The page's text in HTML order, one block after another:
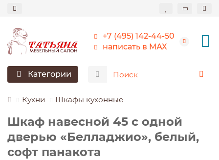
+7 (495) 142-44-50
написать в МАХ
Категории
Кухни Шкафы кухонные
Шкаф навесной 45 c одной
дверью «Белладжио», белый,
софт панакота